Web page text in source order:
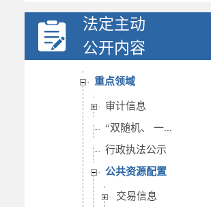
法定主动
公开内容
行政许可和其他对外管...
行政权力
重要部署执行公开
重点领域
审计信息
“双随机、 一...
行政执法公示
公共资源配置
交易信息